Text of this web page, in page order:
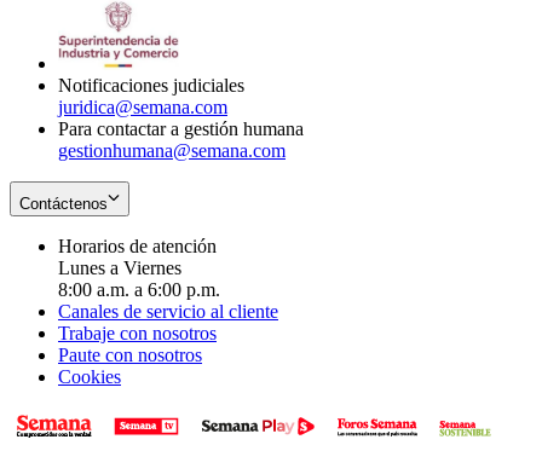
Notificaciones judiciales
juridica@semana.com
Para contactar a gestión humana
gestionhumana@semana.com
Contáctenos
Horarios de atención
Lunes a Viernes
8:00 a.m. a 6:00 p.m.
Canales de servicio al cliente
Trabaje con nosotros
Paute con nosotros
Cookies